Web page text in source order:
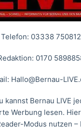
Telefon: 03338 750812
0170
Hallo@Bernau-
kannst Bernau LIVE
Werbung lesen.
Modus nutzen